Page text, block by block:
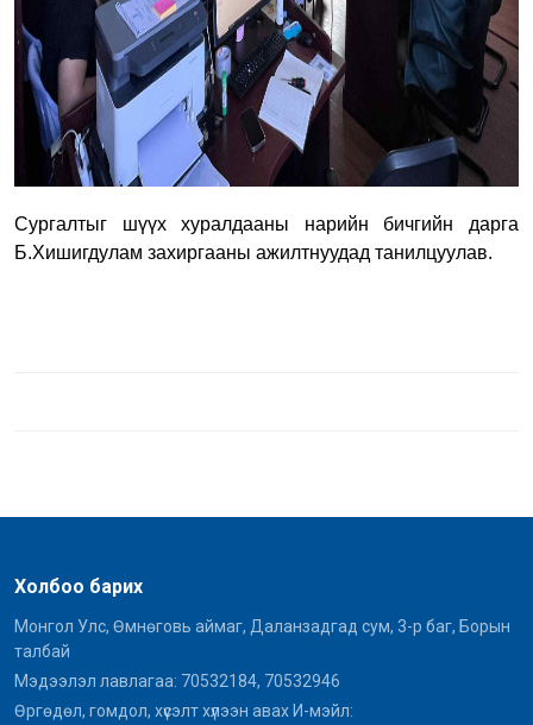
Сургалтыг шүүх хуралдааны нарийн бичгийн дарга
Б.Хишигдулам захиргааны ажилтнуудад танилцуулав.
Холбоо барих
Монгол Улс, Өмнөговь аймаг, Даланзадгад сум, 3-р баг, Борын
талбай
Мэдээлэл лавлагаа: 70532184, 70532946
Өргөдөл, гомдол, хүсэлт хүлээн авах И-мэйл: